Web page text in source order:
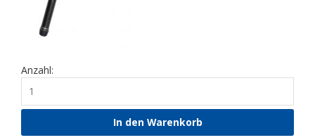
Anzahl: